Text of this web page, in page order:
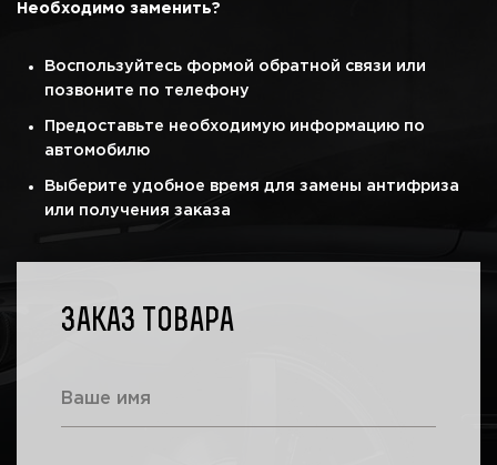
Необходимо заменить?
Воспользуйтесь формой обратной связи или
позвоните по телефону
Предоставьте необходимую информацию по
автомобилю
Выберите удобное время для замены антифриза
или получения заказа
Заказ товара